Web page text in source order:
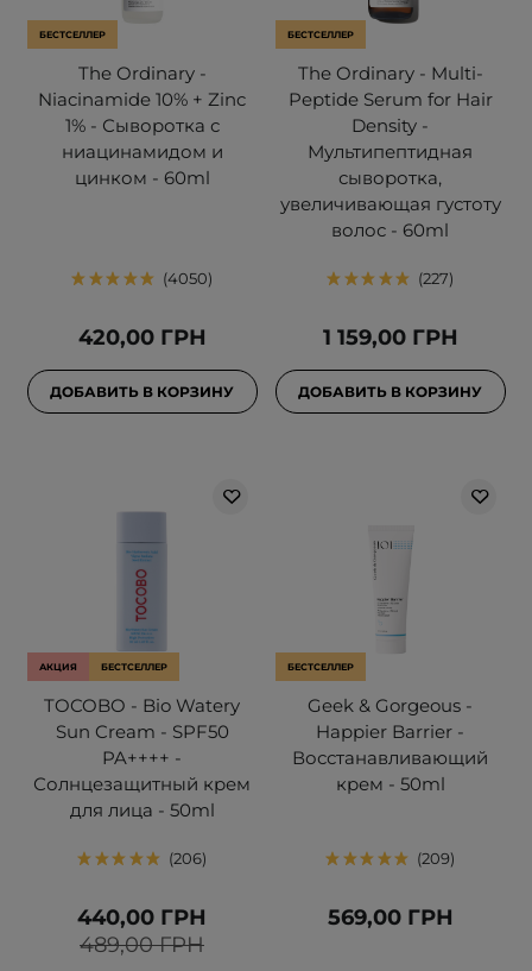
БЕСТСЕЛЛЕР
The Ordinary -
Niacinamide 10% + Zinc
1% - Сыворотка с
ниацинамидом и
цинком - 60ml
4050
420,00 ГРН
ДОБАВИТЬ В КОРЗИНУ
БЕСТСЕЛЛЕР
The Ordinary - Multi-
Peptide Serum for Hair
Density -
Мультипептидная
сыворотка,
увеличивающая густоту
волос - 60ml
227
1 159,00 ГРН
ДОБАВИТЬ В КОРЗИНУ
АКЦИЯ БЕСТСЕЛЛЕР
TOCOBO - Bio Watery
Sun Cream - SPF50
PA++++ -
Солнцезащитный крем
для лица - 50ml
206
489,00 ГРН
440,00 ГРН
БЕСТСЕЛЛЕР
Geek & Gorgeous -
Happier Barrier -
Восстанавливающий
крем - 50ml
209
569,00 ГРН